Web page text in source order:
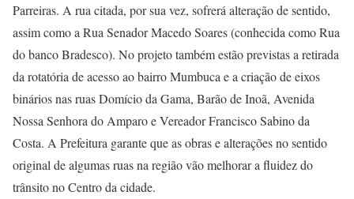
Parreiras. A rua citada, por sua vez, sofrerá alteração de sentido,
assim como a Rua Senador Macedo Soares (conhecida como Rua
do banco Bradesco). No projeto também estão previstas a retirada
da rotatória de acesso ao bairro Mumbuca e a criação de eixos
binários nas ruas Domício da Gama, Barão de Inoã, Avenida
Nossa Senhora do Amparo e Vereador Francisco Sabino da
Costa. A Prefeitura garante que as obras e alterações no sentido
original de algumas ruas na região vão melhorar a fluidez do
trânsito no Centro da cidade.